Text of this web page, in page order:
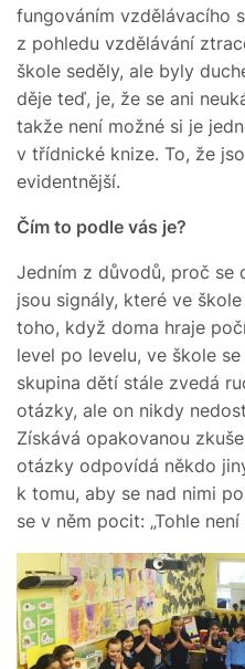
fungováním vzdělávacího
z pohledu vzdělávání
škole seděly, ale byly
děje teď, je, že se ani
takže není možné si je
v třídnické knize. To, že
evidentnější.
Čím to podle vás je?
Jedním z důvodů, proč se
jsou signály, které ve
toho, když doma hraje
level po levelu, ve škole
skupina dětí stále zvedá
otázky, ale on nikdy
Získává opakovanou
otázky odpovídá někdo
k tomu, aby se nad nimi
se v něm pocit: „Tohle